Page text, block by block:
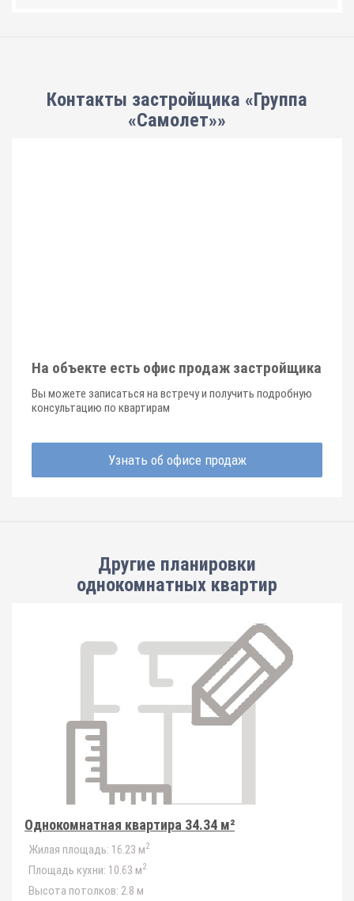
Контакты застройщика «Группа
«Самолет»»
На объекте есть офис продаж застройщика
Вы можете записаться на встречу и получить подробную
консультацию по квартирам
Узнать об офисе продаж
Другие планировки
однокомнатных квартир
Однокомнатная квартира 34.34 м²
Жилая площадь: 16.23 м2
Площадь кухни: 10.63 м2
Высота потолков: 2.8 м